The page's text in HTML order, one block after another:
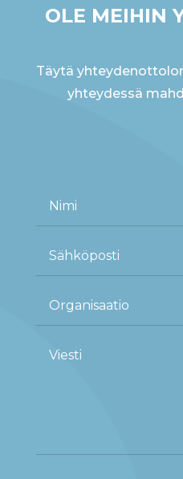
OLE MEIHIN
Täytä
yhteydessä